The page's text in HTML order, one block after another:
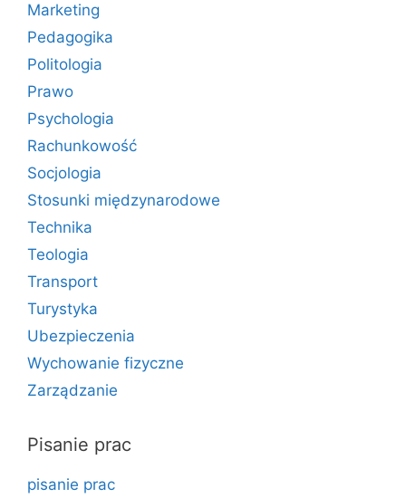
Marketing
Pedagogika
Politologia
Prawo
Psychologia
Rachunkowość
Socjologia
Stosunki międzynarodowe
Technika
Teologia
Transport
Turystyka
Ubezpieczenia
Wychowanie fizyczne
Zarządzanie
Pisanie prac
pisanie prac